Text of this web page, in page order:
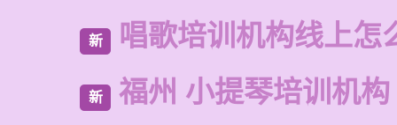
新 唱歌培训机构线上怎
新 福州 小提琴培训机构